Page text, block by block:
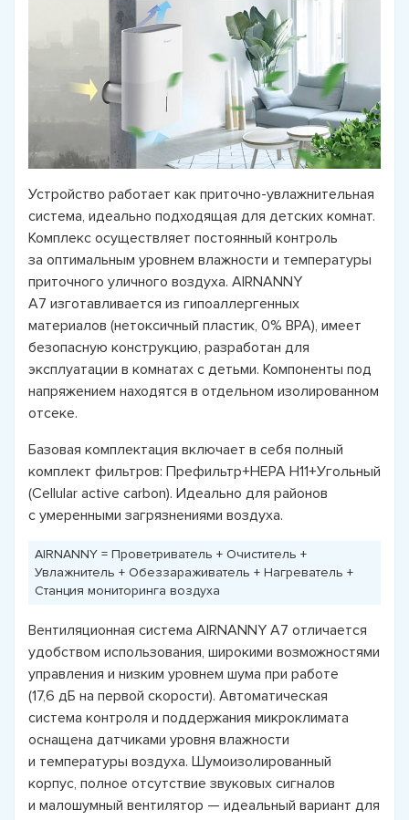
Устройство работает как приточно-увлажнительная
система, идеально подходящая для детских комнат.
Комплекс осуществляет постоянный контроль
за оптимальным уровнем влажности и температуры
приточного уличного воздуха. AIRNANNY
А7 изготавливается из гипоаллергенных
материалов (нетоксичный пластик, 0% BPA), имеет
безопасную конструкцию, разработан для
эксплуатации в комнатах с детьми. Компоненты под
напряжением находятся в отдельном изолированном
отсеке.
Базовая комплектация включает в себя полный
комплект фильтров: Префильтр+HEPA H11+Угольный
(Cellular active carbon). Идеально для районов
с умеренными загрязнениями воздуха.
AIRNANNY = Проветриватель + Очиститель +
Увлажнитель + Обеззараживатель + Нагреватель +
Станция мониторинга воздуха
Вентиляционная система AIRNANNY A7 отличается
удобством использования, широкими возможностями
управления и низким уровнем шума при работе
(17,6 дБ на первой скорости). Автоматическая
система контроля и поддержания микроклимата
оснащена датчиками уровня влажности
и температуры воздуха. Шумоизолированный
корпус, полное отсутствие звуковых сигналов
и малошумный вентилятор — идеальный вариант для